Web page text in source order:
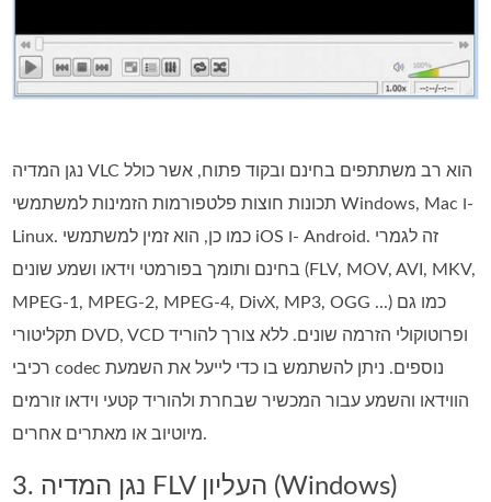
נגן המדיה VLC הוא רב משתתפים בחינם ובקוד פתוח, אשר כולל
תכונות חוצות פלטפורמות הזמינות למשתמשי Windows, Mac ו-
Linux. כמו כן, הוא זמין למשתמשי iOS ו- Android. זה לגמרי
בחינם ותומך בפורמטי וידאו ושמע שונים (FLV, MOV, AVI, MKV,
MPEG-1, MPEG-2, MPEG-4, DivX, MP3, OGG ...) כמו גם
תקליטורי DVD, VCD ופרוטוקולי הזרמה שונים. ללא צורך להוריד
רכיבי codec נוספים. ניתן להשתמש בו כדי לייעל את השמעת
הווידאו והשמע עבור המכשיר שבחרת ולהוריד קטעי וידאו זורמים
מיוטיוב או מאתרים אחרים.
3. נגן המדיה FLV העליון (Windows)